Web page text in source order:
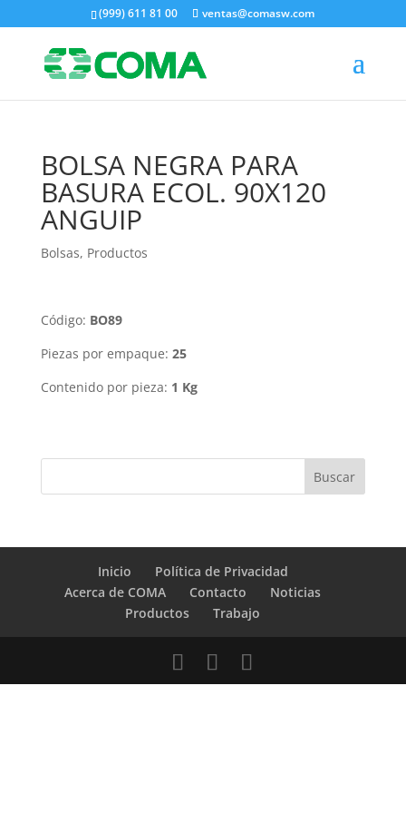
(999) 611 81 00 ventas@comasw.com
BOLSA NEGRA PARA
BASURA ECOL. 90X120
ANGUIP
Bolsas, Productos
Código: BO89
Piezas por empaque: 25
Contenido por pieza: 1 Kg
Inicio
Política de Privacidad
Acerca de COMA
Contacto
Noticias
Productos
Trabajo